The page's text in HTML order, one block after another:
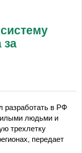
за
разработать в РФ
людьми и
трехлетку
передает